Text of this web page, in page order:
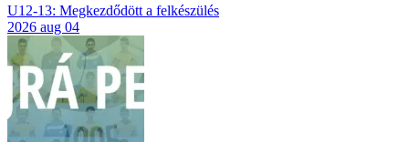
U12-13: Megkezdődött a felkészülés
2026 aug 04